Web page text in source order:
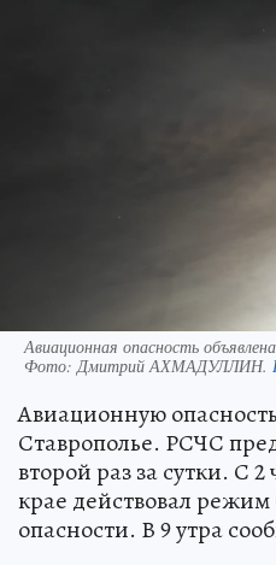
Авиационная опасность
Фото:Дмитрий АХМАДУЛЛИН.
Авиационную
Ставрополье. РСЧС
второй раз за сутки. С 2
крае действовал
опасности. В 9 утра